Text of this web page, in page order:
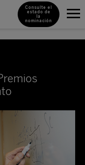
Consulte el
estado de
la
nominación